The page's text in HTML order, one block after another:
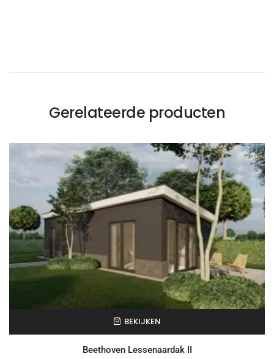
Gerelateerde producten
BEKIJKEN
Beethoven Lessenaardak II